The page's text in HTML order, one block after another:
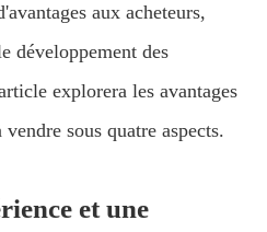
aux acheteurs,
développement des
explorera les avantages
sous quatre aspects.
et une